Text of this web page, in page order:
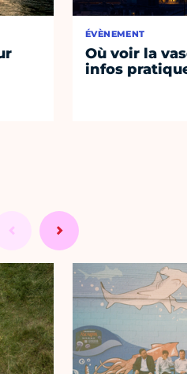
ÉVÈNEMENT
Où voir la
infos